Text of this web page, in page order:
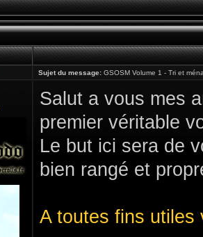
Sujet du message: GSOSM Volume 1 - Tri et
Salut a vous mes
premier véritable
Le but ici sera de
bien rangé et
A toutes fins utiles